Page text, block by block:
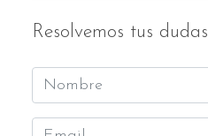
Resolvemos tus dudas